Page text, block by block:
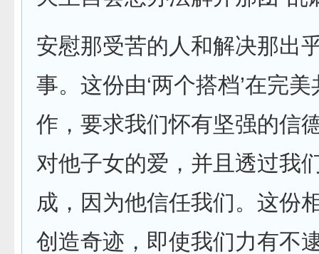
安慰那受苦的人和解决那出
事。这份由‘两个搭档’在完
作，要求我们怀有坚强的信
对他子女的爱，并且透过我
成，因为他信任我们。这份
创造奇迹，即使我们力有不